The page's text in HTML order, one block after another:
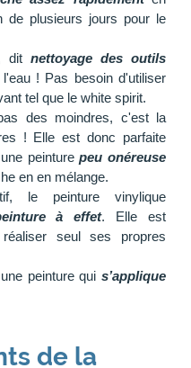
de plusieurs jours pour le
dit nettoyage des outils
! Pas besoin d'utiliser
tel que le white spirit.
des moindres, c'est la
! Elle est donc parfaite
peinturepeu onéreuse
en en mélange.
le peinture vinylique
à effet. Elle est
seul ses propres
peinture qui s’applique
de la